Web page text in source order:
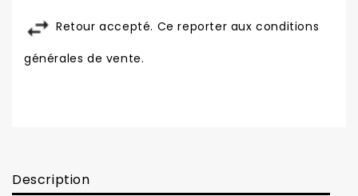
Retour accepté. Ce reporter aux conditions
générales de vente.
Description